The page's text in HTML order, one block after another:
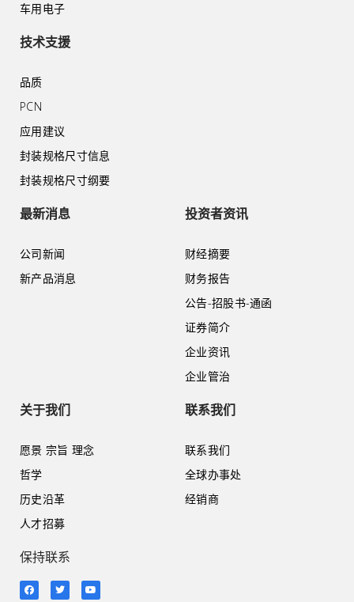
车用电子
技术支援
品质
PCN
应用建议
封装规格尺寸信息
封装规格尺寸纲要
最新消息
公司新闻
新产品消息
投资者资讯
财经摘要
财务报告
公告-招股书-通函
证券简介
企业资讯
企业管治
关于我们
愿景 宗旨 理念
哲学
历史沿革
人才招募
联系我们
联系我们
全球办事处
经销商
保持联系